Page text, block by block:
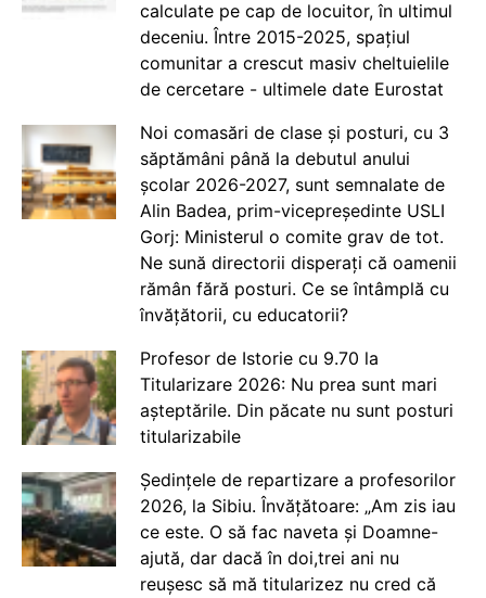
calculate pe cap de locuitor, în ultimul
deceniu. Între 2015-2025, spațiul
comunitar a crescut masiv cheltuielile
de cercetare - ultimele date Eurostat
Noi comasări de clase și posturi, cu 3
săptămâni până la debutul anului
școlar 2026-2027, sunt semnalate de
Alin Badea, prim-vicepreședinte USLI
Gorj: Ministerul o comite grav de tot.
Ne sună directorii disperați că oamenii
rămân fără posturi. Ce se întâmplă cu
învățătorii, cu educatorii?
Profesor de Istorie cu 9.70 la
Titularizare 2026: Nu prea sunt mari
așteptările. Din păcate nu sunt posturi
titularizabile
Ședințele de repartizare a profesorilor
2026, la Sibiu. Învățătoare: „Am zis iau
ce este. O să fac naveta și Doamne-
ajută, dar dacă în doi,trei ani nu
reușesc să mă titularizez nu cred că